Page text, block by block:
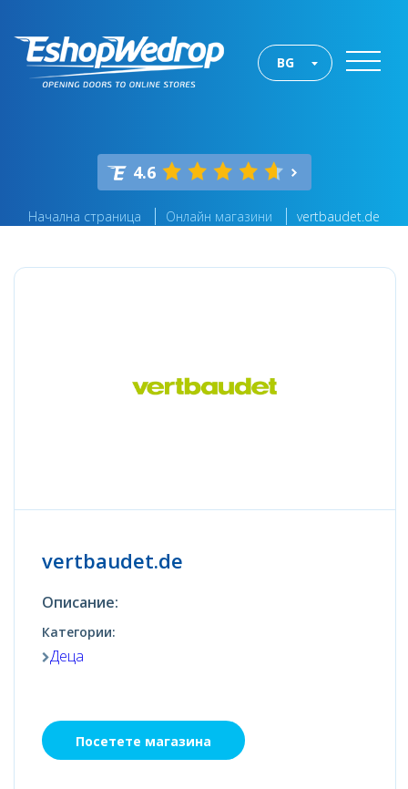
BG
4.6
Начална страница Онлайн магазини vertbaudet.de
vertbaudet.de
Описание:
Категории:
Деца
Посетете магазина